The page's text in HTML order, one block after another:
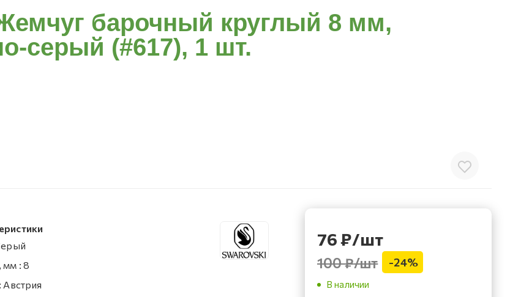
барочный круглый 8 мм,
серый (#617), 1 шт.
мм : 8
: Австрия
76₽/шт
100 ₽/шт -24%
В наличии